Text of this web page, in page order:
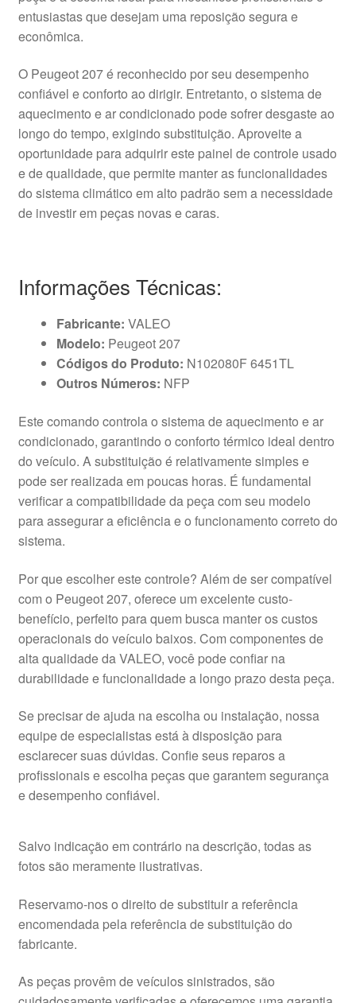
entusiastas que desejam uma reposição segura e
econômica.
O Peugeot 207 é reconhecido por seu desempenho
confiável e conforto ao dirigir. Entretanto, o sistema de
aquecimento e ar condicionado pode sofrer desgaste ao
longo do tempo, exigindo substituição. Aproveite a
oportunidade para adquirir este painel de controle usado
e de qualidade, que permite manter as funcionalidades
do sistema climático em alto padrão sem a necessidade
de investir em peças novas e caras.
Informações Técnicas:
Fabricante: VALEO
Modelo: Peugeot 207
Códigos do Produto: N102080F 6451TL
Outros Números: NFP
Este comando controla o sistema de aquecimento e ar
condicionado, garantindo o conforto térmico ideal dentro
do veículo. A substituição é relativamente simples e
pode ser realizada em poucas horas. É fundamental
verificar a compatibilidade da peça com seu modelo
para assegurar a eficiência e o funcionamento correto do
sistema.
Por que escolher este controle? Além de ser compatível
com o Peugeot 207, oferece um excelente custo-
benefício, perfeito para quem busca manter os custos
operacionais do veículo baixos. Com componentes de
alta qualidade da VALEO, você pode confiar na
durabilidade e funcionalidade a longo prazo desta peça.
Se precisar de ajuda na escolha ou instalação, nossa
equipe de especialistas está à disposição para
esclarecer suas dúvidas. Confie seus reparos a
profissionais e escolha peças que garantem segurança
e desempenho confiável.
Salvo indicação em contrário na descrição, todas as
fotos são meramente ilustrativas.
Reservamo-nos o direito de substituir a referência
encomendada pela referência de substituição do
fabricante.
As peças provêm de veículos sinistrados, são